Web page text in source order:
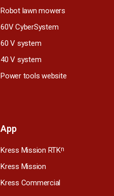
Robot lawn mowers
60V CyberSystem
60 V system
40 V system
Power tools website
App
Kress Mission RTKn
Kress Mission
Kress Commercial